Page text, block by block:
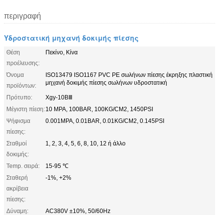
περιγραφή
Υδροστατική μηχανή δοκιμής πίεσης
Θέση
προέλευσης:
Πεκίνο, Κίνα
Όνομα
προϊόντων:
ISO13479 ISO1167 PVC PE σωλήνων πίεσης έκρηξης πλαστική
μηχανή δοκιμής πίεσης σωλήνων υδροστατική
Πρότυπο:
Xgy-10BⅢ
Μέγιστη πίεση:10 MPA, 100BAR, 100KG/CM2, 1450PSI
Ψήφισμα
πίεσης:
0.001MPA, 0.01BAR, 0.01KG/CM2, 0.145PSI
Σταθμοί
δοκιμής:
1, 2, 3, 4, 5, 6, 8, 10, 12 ή άλλο
Temp. σειρά:
15-95 ℃
Σταθερή
ακρίβεια
πίεσης:
-1%, +2%
Δύναμη:
AC380V ±10%, 50/60Hz